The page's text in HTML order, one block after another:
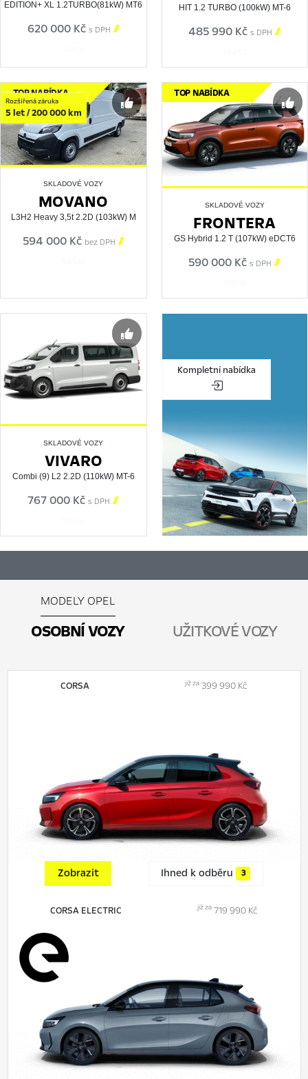
EDITION+ XL 1.2TURBO(81kW) MT6
620 000 Kč s DPH 
HIT 1.2 TURBO (100kW) MT-6
485 990 Kč s DPH 
TOP NABÍDKA
Rozšířená záruka
5 let / 200 000 km
SKLADOVÉ VOZY
MOVANO
L3H2 Heavy 3,5t 2.2D (103kW) M
594 000 Kč bez DPH 
TOP NABÍDKA
SKLADOVÉ VOZY
FRONTERA
GS Hybrid 1.2 T (107kW) eDCT6
590 000 Kčs DPH 
SKLADOVÉ VOZY
VIVARO
Combi (9) L2 2.2D (110kW) MT-6
767 000 Kčs DPH 
Kompletní nabídka
MODELY OPEL
OSOBNÍ VOZY UŽITKOVÉ VOZY
CORSA již za 399 990 Kč
Zobrazit Ihned k odběru 3
CORSA ELECTRIC již za719 990 Kč